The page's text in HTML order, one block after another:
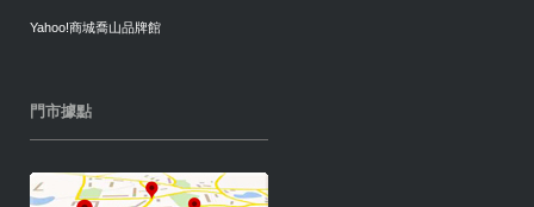
Yahoo!商城喬山品牌館
門市據點